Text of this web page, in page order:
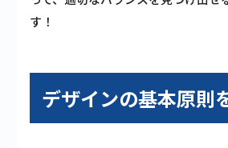
す！
デザインの基本原則